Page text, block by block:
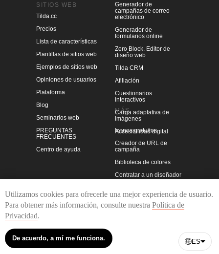
Utilizamos cookies para ofrecerle una mejor experiencia de usuario.
Para obtener más información, consulte nuestra Política de
Privacidad.
De acuerdo, a mí me funciona.
Tilda.cc
Precios
Lista de características
Plantillas de sitios web
Ejemplos de sitios web
Opiniones de usuarios
Plataforma
Blog
Seminarios web
PREGUNTAS
FRECUENTES
Centro de ayuda
SITIOS WEB
Iconos gratuitos
Creador de URL de
campaña
Biblioteca de colores
Contratar a un diseñador
Comprobador de enlaces
rotos
MÁS
Generador de
campañas de correo
electrónico
Generador de
formularios online
Zero Block. Editor de
diseño web
Tilda CRM
Afiliación
Cuestionarios
interactivos
Carga adaptativa de
imágenes
Accesibilidad digital
ES